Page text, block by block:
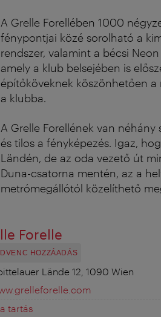
A Grelle Forellében 1000
fénypontjai közé sorolható a
rendszer, valamint a bécsi
amely a klub belsejében is
építőköveknek köszönhetően a
a klubba.
A Grelle Forellének van
és tilos a fényképezés. Igaz,
Ländén, de az oda vezető út
Duna-csatorna mentén, az a
metrómegállótól közelíthető
Forelle
HOZZÁADÁS
Lände 12, 1090 Wien
tartás